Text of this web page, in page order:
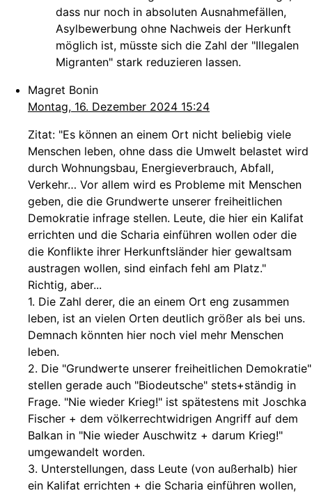
dass nur noch in absoluten Ausnahmefällen,
Asylbewerbung ohne Nachweis der Herkunft
möglich ist, müsste sich die Zahl der "Illegalen
Migranten" stark reduzieren lassen.
Magret Bonin
Montag, 16. Dezember 2024 15:24
Zitat: "Es können an einem Ort nicht beliebig viele
Menschen leben, ohne dass die Umwelt belastet wird
durch Wohnungsbau, Energieverbrauch, Abfall,
Verkehr… Vor allem wird es Probleme mit Menschen
geben, die die Grundwerte unserer freiheitlichen
Demokratie infrage stellen. Leute, die hier ein Kalifat
errichten und die Scharia einführen wollen oder die
die Konflikte ihrer Herkunftsländer hier gewaltsam
austragen wollen, sind einfach fehl am Platz."
Richtig, aber...
1. Die Zahl derer, die an einem Ort eng zusammen
leben, ist an vielen Orten deutlich größer als bei uns.
Demnach könnten hier noch viel mehr Menschen
leben.
2. Die "Grundwerte unserer freiheitlichen Demokratie"
stellen gerade auch "Biodeutsche" stets+ständig in
Frage. "Nie wieder Krieg!" ist spätestens mit Joschka
Fischer + dem völkerrechtwidrigen Angriff auf dem
Balkan in "Nie wieder Auschwitz + darum Krieg!"
umgewandelt worden.
3. Unterstellungen, dass Leute (von außerhalb) hier
ein Kalifat errichten + die Scharia einführen wollen,